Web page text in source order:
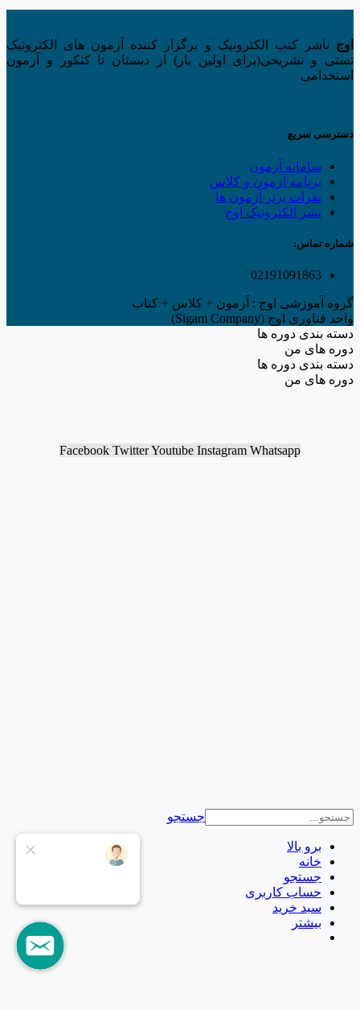
اوج ناشر کتب الکترونیک و برگزار کننده آزمون های الکترونیک
تستی و تشریحی(برای اولین بار) از دبستان تا کنکور و آزمون
استخدامی
دسترسی سریع
سامانه آزمون
برنامه آزمون و کلاس
نفرات برتر آزمون ها
نشر الکترونیک اوج
شماره تماس:
02191091863
گروه آموزشی اوج : آزمون + کلاس + کتاب
واحد فناوری اوج (Sigam Company)
دسته بندی دوره ها
دوره های من
دسته بندی دوره ها
دوره های من
Facebook TwitterYoutube Instagram Whatsapp
جستجو
برو بالا
خانه
جستجو
حساب کاربری
سبد خرید
بیشتر